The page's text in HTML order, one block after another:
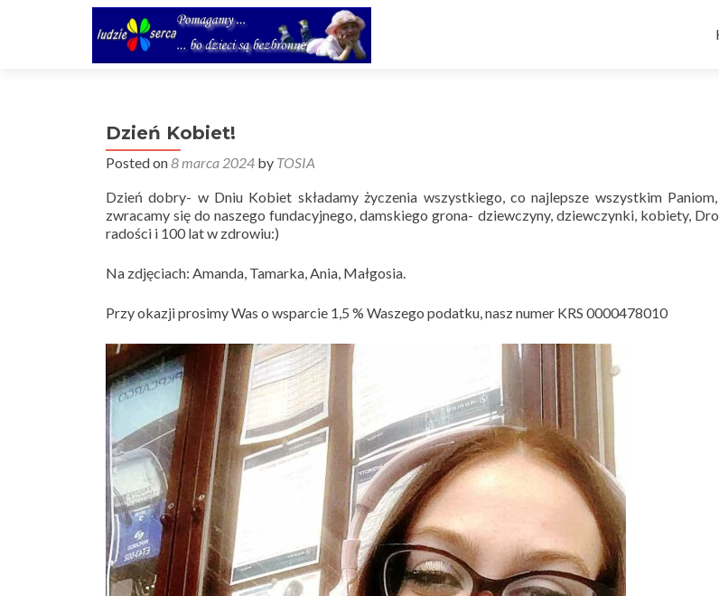
Dzień Kobiet!
Posted on8 marca 2024 by TOSIA
Dzień dobry- w Dniu Kobiet składamy życzenia wszystkiego, co najlepsze wszystkim
zwracamy się do naszego fundacyjnego, damskiego grona- dziewczyny, dziewczynki, kobiety,
radości i 100 lat w zdrowiu:)
Na zdjęciach: Amanda, Tamarka, Ania, Małgosia.
Przy okazji prosimy Was o wsparcie 1,5 % Waszego podatku, nasz numer KRS 0000478010